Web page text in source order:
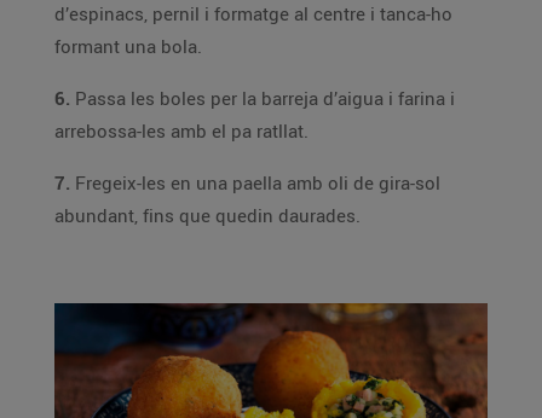
d’espinacs, pernil i formatge al centre i tanca-ho
formant una bola.
6. Passa les boles per la barreja d’aigua i farina i
arrebossa-les amb el pa ratllat.
7. Fregeix-les en una paella amb oli de gira-sol
abundant, fins que quedin daurades.